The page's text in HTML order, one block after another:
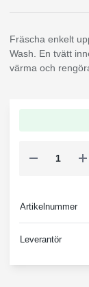
Fräscha enkelt
Wash. En tvätt
värma och
Artikelnummer
Leverantör